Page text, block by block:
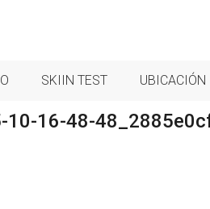
SKIIN TEST UBICACIÓN
16-48-